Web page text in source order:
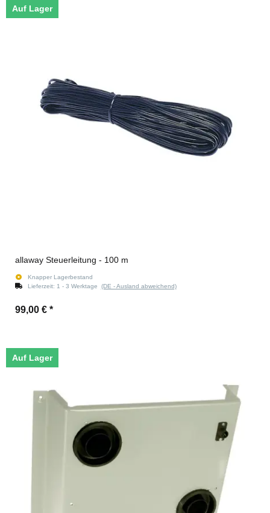
Auf Lager
allaway Steuerleitung - 100 m
Knapper Lagerbestand
Lieferzeit: 1 - 3 Werktage (DE - Ausland abweichend)
99,00 € *
Auf Lager